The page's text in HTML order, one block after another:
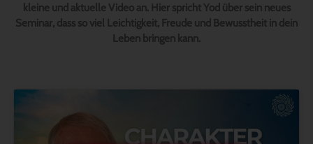
kleine und aktuelle Video an. Hier spricht Yod über sein neues
Seminar, dass so viel Leichtigkeit, Freude und Bewusstheit in dein
Leben bringen kann.